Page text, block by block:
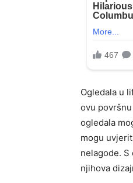
Ogledala u
ovu
ogledala
mogu
nelagode.
njihova